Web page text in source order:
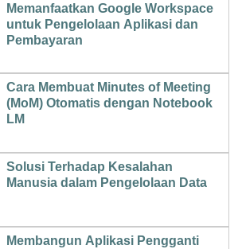
Memanfaatkan Google Workspace
untuk Pengelolaan Aplikasi dan
Pembayaran
Cara Membuat Minutes of Meeting
(MoM) Otomatis dengan Notebook
LM
Solusi Terhadap Kesalahan
Manusia dalam Pengelolaan Data
Membangun Aplikasi Pengganti